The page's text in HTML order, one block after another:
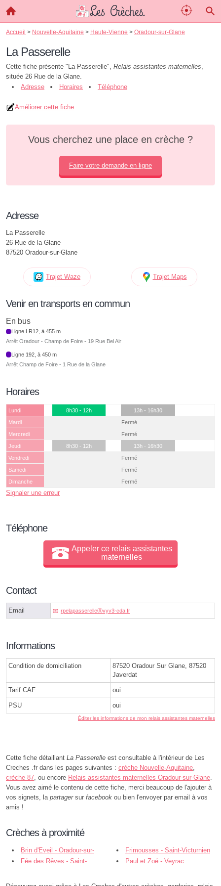
Accueil > Nouvelle-Aquitaine > Haute-Vienne > Oradour-sur-Glane
La Passerelle
Cette fiche présente "La Passerelle", Relais assistantes maternelles,
située 26 Rue de la Glane.
Adresse
Horaires Téléphone
Améliorer cette fiche
Vous cherchez une place en crèche ?
Faire votre demande en ligne
Adresse
La Passerelle
26 Rue de la Glane
87520 Oradour-sur-Glane
Trajet Waze Trajet Maps
Venir en transports en commun
En bus
Ligne LR12, à 455 m
Arrêt Oradour - Champ de Foire - 19 Rue Bel Air
Ligne 192, à 450 m
Arrêt Champ de Foire - 1 Rue de la Glane
Horaires
Lundi 8h30 - 12h
13h - 16h30
Mardi
Fermé
Mercredi
Fermé
Jeudi
8h30 - 12h
13h - 16h30
Vendredi
Fermé
Samedi
Fermé
Dimanche
Fermé
Signaler une erreur
Téléphone
Appeler ce relais assistantes
maternelles
Contact
Email rpelapasserelleⓐvyv3-cda.fr
Informations
Condition de domiciliation
87520 Oradour Sur Glane, 87520
Javerdat
Tarif CAF oui
PSU oui
Éditer les informations de mon relais assistantes maternelles
Cette fiche détaillant La Passerelle est consultable à l'intérieur de Les
Creches .fr dans les pages suivantes : crèche Nouvelle-Aquitaine
crèche 87 , ou encore Relais assistantes maternelles Oradour-sur-Glane
Vous avez aimé le contenu de cette fiche, merci beaucoup de l'ajouter à
vos signets, la partagersur facebook ou bien l'envoyer par email à vos
amis !
Crèches à proximité
Brin d'Eveil - Oradour-sur-
Glane
Frimousses - Saint-Victurnien
Fée des Rêves - Saint-
Paul et Zoé - Veyrac